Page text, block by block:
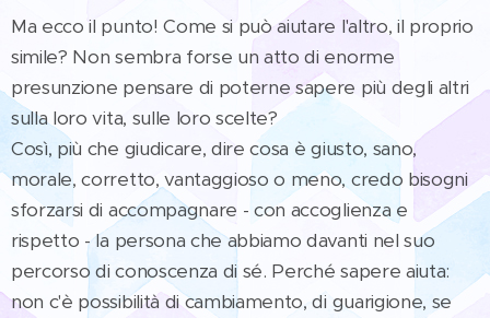
Ma ecco il punto! Come si può aiutare l'altro, il proprio
simile? Non sembra forse un atto di enorme
presunzione pensare di poterne sapere più degli altri
sulla loro vita, sulle loro scelte?
Così, più che giudicare, dire cosa è giusto, sano,
morale, corretto, vantaggioso o meno, credo bisogni
sforzarsi di accompagnare - con accoglienza e
rispetto - la persona che abbiamo davanti nel suo
percorso di conoscenza di sé. Perché sapere aiuta:
non c'è possibilità di cambiamento, di guarigione, se